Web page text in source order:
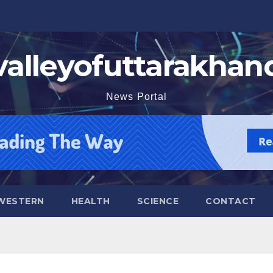
News Portal
HEALTH SCIENCE CONTACT